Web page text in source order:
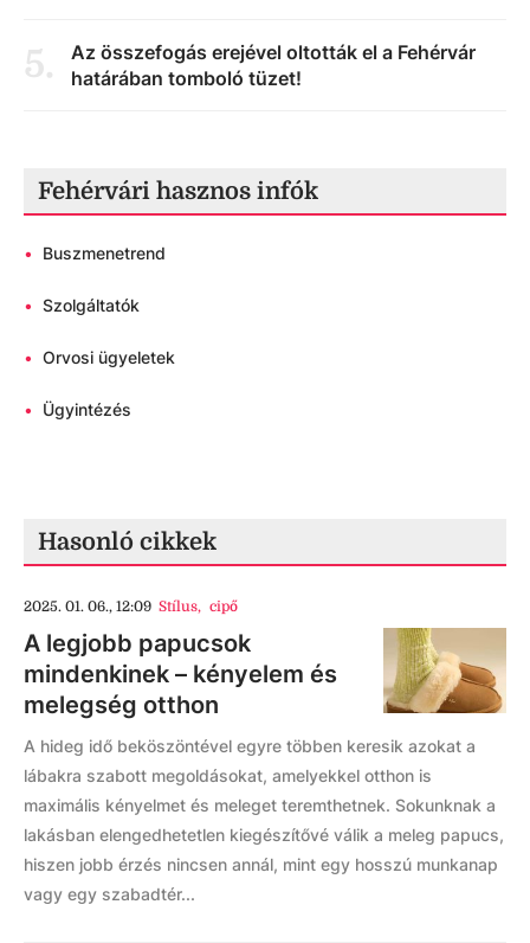
5.
Az összefogás erejével oltották el a Fehérvár
határában tomboló tüzet!
Fehérvári hasznos infók
• Buszmenetrend
• Szolgáltatók
• Orvosi ügyeletek
• Ügyintézés
Hasonló cikkek
2025. 01. 06., 12:09 Stílus, cipő
A legjobb papucsok
mindenkinek – kényelem és
melegség otthon
A hideg idő beköszöntével egyre többen keresik azokat a
lábakra szabott megoldásokat, amelyekkel otthon is
maximális kényelmet és meleget teremthetnek. Sokunknak a
lakásban elengedhetetlen kiegészítővé válik a meleg papucs,
hiszen jobb érzés nincsen annál, mint egy hosszú munkanap
vagy egy szabadtér...